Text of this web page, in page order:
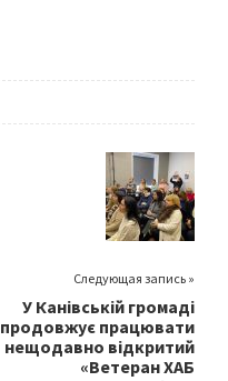
Следующая запись »
У Канівській громаді
продовжує працювати
нещодавно відкритий
«Ветеран ХАБ